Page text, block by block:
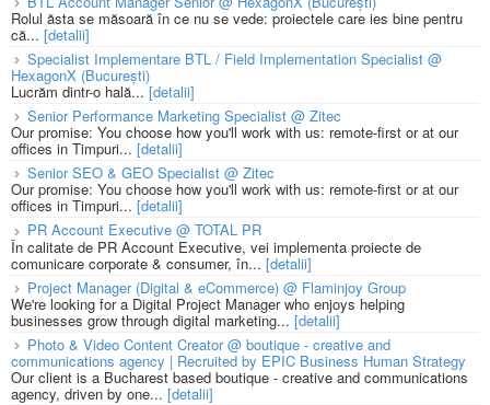
Rolul ăsta se măsoară în ce nu se vede: proiectele care ies bine pentru
că... [detalii]
Specialist Implementare BTL / Field Implementation Specialist @
HexagonX (București)
Lucrăm dintr-o hală... [detalii]
Senior Performance Marketing Specialist @ Zitec
Our promise: You choose how you'll work with us: remote-first or at our
offices in Timpuri... [detalii]
Senior SEO & GEO Specialist @ Zitec
Our promise: You choose how you'll work with us: remote-first or at our
offices in Timpuri... [detalii]
PR Account Executive @ TOTAL PR
În calitate de PR Account Executive, vei implementa proiecte de
comunicare corporate & consumer, în... [detalii]
Project Manager (Digital & eCommerce) @ Flaminjoy Group
We're looking for a Digital Project Manager who enjoys helping
businesses grow through digital marketing... [detalii]
Photo & Video Content Creator @ boutique - creative and
communications agency | Recruited by EPIC Business Human Strategy
Our client is a Bucharest based boutique - creative and communications
agency, driven by one... [detalii]